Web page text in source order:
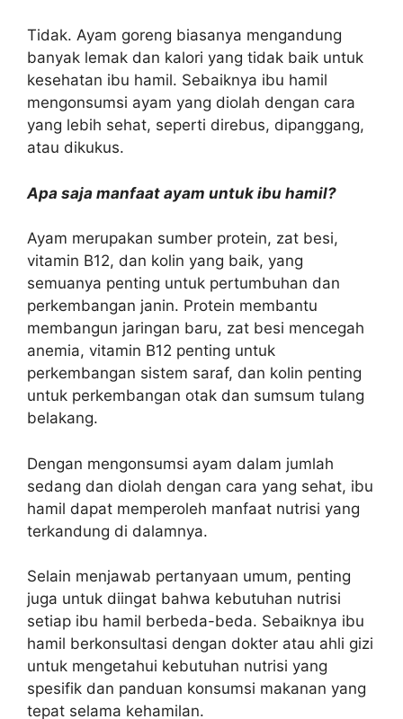
Tidak. Ayam goreng biasanya mengandung
banyak lemak dan kalori yang tidak baik untuk
kesehatan ibu hamil. Sebaiknya ibu hamil
mengonsumsi ayam yang diolah dengan cara
yang lebih sehat, seperti direbus, dipanggang,
atau dikukus.
Apa saja manfaat ayam untuk ibu hamil?
Ayam merupakan sumber protein, zat besi,
vitamin B12, dan kolin yang baik, yang
semuanya penting untuk pertumbuhan dan
perkembangan janin. Protein membantu
membangun jaringan baru, zat besi mencegah
anemia, vitamin B12 penting untuk
perkembangan sistem saraf, dan kolin penting
untuk perkembangan otak dan sumsum tulang
belakang.
Dengan mengonsumsi ayam dalam jumlah
sedang dan diolah dengan cara yang sehat, ibu
hamil dapat memperoleh manfaat nutrisi yang
terkandung di dalamnya.
Selain menjawab pertanyaan umum, penting
juga untuk diingat bahwa kebutuhan nutrisi
setiap ibu hamil berbeda-beda. Sebaiknya ibu
hamil berkonsultasi dengan dokter atau ahli gizi
untuk mengetahui kebutuhan nutrisi yang
spesifik dan panduan konsumsi makanan yang
tepat selama kehamilan.